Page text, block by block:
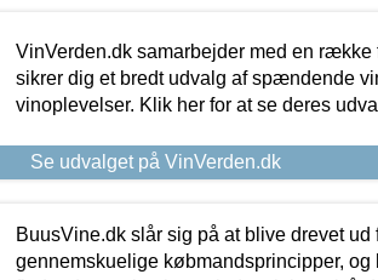
VinVerden.dk samarbejder med en
sikrer dig et bredt udvalg af spændende
vinoplevelser. Klik her for at se deres
Se udvalget på VinVerden.dk
BuusVine.dk slår sig på at blive drevet ud
gennemskuelige købmandsprincipper,